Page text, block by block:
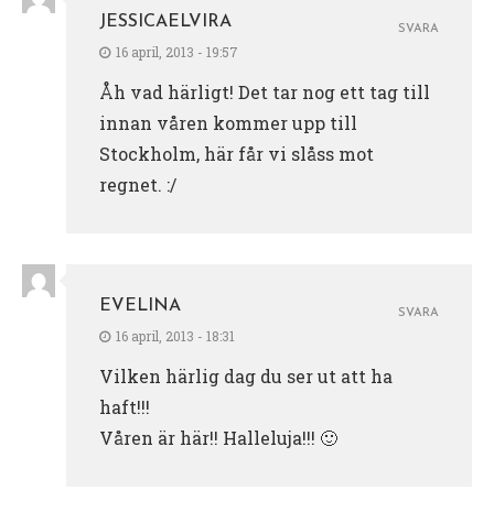
JESSICAELVIRA
16 april, 2013 - 19:57
Åh vad härligt! Det tar nog ett tag till
innan våren kommer upp till
Stockholm, här får vi slåss mot
regnet. :/
SVARA
EVELINA
16 april, 2013 - 18:31
Vilken härlig dag du ser ut att ha
haft!!!
Våren är här!! Halleluja!!! 🙂
SVARA